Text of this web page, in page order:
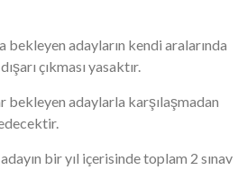
adayların kendi aralarında
çıkması yasaktır.
bekleyen adaylarla karşılaşmadan
bir yıl içerisinde toplam 2 sınav